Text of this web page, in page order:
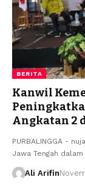
BERITA
Kanwil
Angkatan 2
PURBALINGGA -
Jawa Tengah
Ali Arifin